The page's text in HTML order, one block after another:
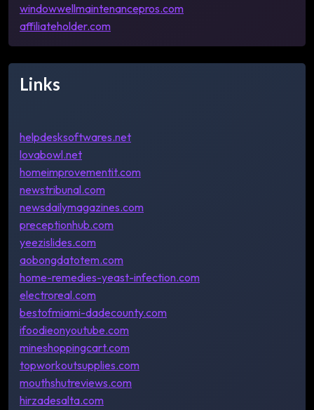
windowwellmaintenancepros.com
affiliateholder.com
Links
helpdesksoftwares.net
lovabowl.net
homeimprovementit.com
newstribunal.com
newsdailymagazines.com
preceptionhub.com
yeezislides.com
aobongdatotem.com
home-remedies-yeast-infection.com
electroreal.com
bestofmiami-dadecounty.com
ifoodieonyoutube.com
mineshoppingcart.com
topworkoutsupplies.com
mouthshutreviews.com
hirzadesalta.com